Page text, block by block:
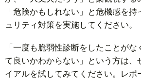
「危険かもしれない」と危機感を
ュリティ対策を実施してください。
「一度も脆弱性診断をしたことが
て良いかわからない」という方は、
イアルを試してみてください。レポ